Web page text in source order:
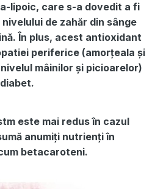
lipoic, care s-a dovedit a fi
de zahăr din sânge
În plus, acest antioxidant
periferice (amorțeala și
mâinilor și picioarelor)
este mai redus în cazul
anumiți nutrienți în
betacaroteni.